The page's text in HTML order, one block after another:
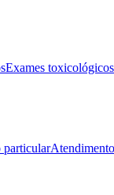
Exames toxicológicos
particular